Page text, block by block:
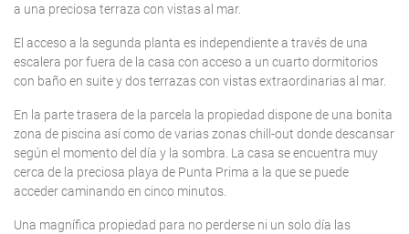
a una preciosa terraza con vistas al mar.
El acceso a la segunda planta es independiente a través de una
escalera por fuera de la casa con acceso a un cuarto dormitorios
con baño en suite y dos terrazas con vistas extraordinarias al mar.
En la parte trasera de la parcela la propiedad dispone de una bonita
zona de piscina así como de varias zonas chill-out donde descansar
según el momento del día y la sombra. La casa se encuentra muy
cerca de la preciosa playa de Punta Prima a la que se puede
acceder caminando en cinco minutos.
Una magnífica propiedad para no perderse ni un solo día las